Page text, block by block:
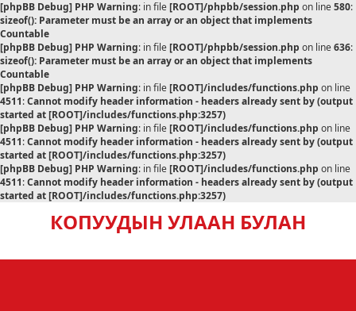
[phpBB Debug] PHP Warning: in file[ROOT]/phpbb/session.php on line580:
sizeof(): Parameter must be an array or an object that implements
Countable
[phpBB Debug] PHP Warning: in file[ROOT]/phpbb/session.php on line636:
sizeof(): Parameter must be an array or an object that implements
Countable
[phpBB Debug] PHP Warning: in file[ROOT]/includes/functions.php on line
4511:Cannot modify header information - headers already sent by (output
started at [ROOT]/includes/functions.php:3257)
[phpBB Debug] PHP Warning: in file[ROOT]/includes/functions.php on line
4511:Cannot modify header information - headers already sent by (output
started at [ROOT]/includes/functions.php:3257)
[phpBB Debug] PHP Warning: in file[ROOT]/includes/functions.php on line
4511:Cannot modify header information - headers already sent by (output
started at [ROOT]/includes/functions.php:3257)
КОПУУДЫН УЛААН БУЛАН